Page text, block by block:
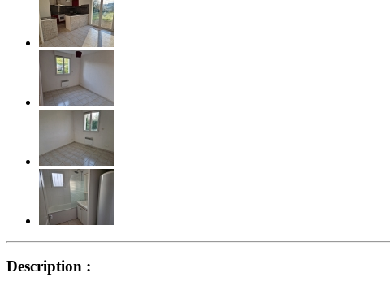
Description :